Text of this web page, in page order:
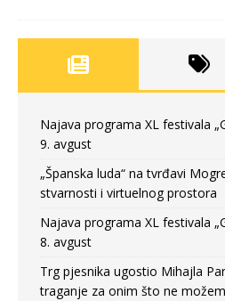
Najava programa XL festivala
9. avgust
„Španska luda“ na tvrđavi
stvarnosti i virtuelnog prostora
Najava programa XL festivala
8. avgust
Trg pjesnika ugostio Mihajla
traganje za onim što ne